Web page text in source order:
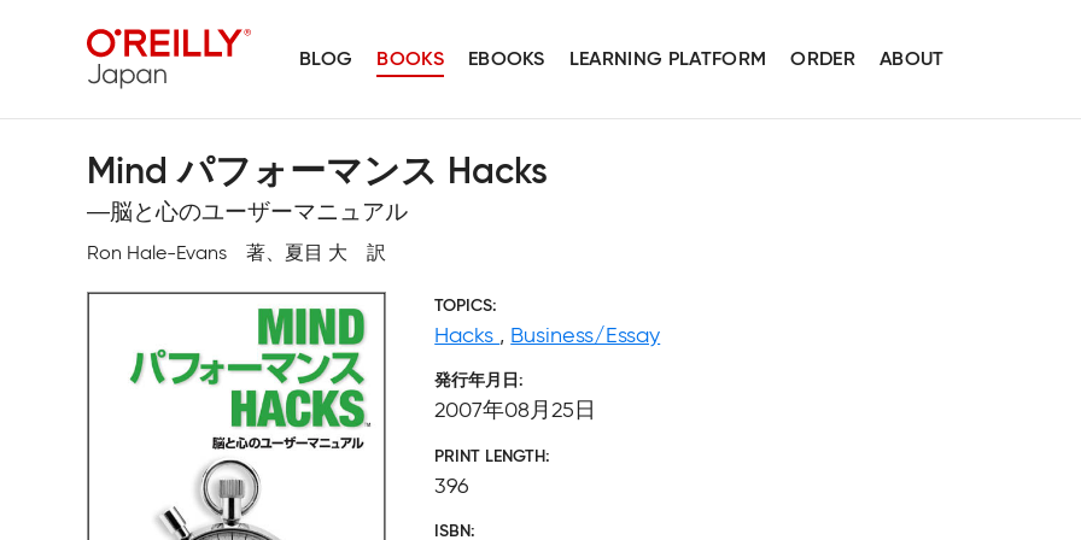
BLOG BOOKS EBOOKS LEARNING PLATFORM ORDER ABOUT
Mind パフォーマンス Hacks
―脳と心のユーザーマニュアル
Ron Hale-Evans 著、夏目 大 訳
TOPICS
Hacks , Business/Essay
発行年月日
2007年08月25日
PRINT LENGTH
396
ISBN